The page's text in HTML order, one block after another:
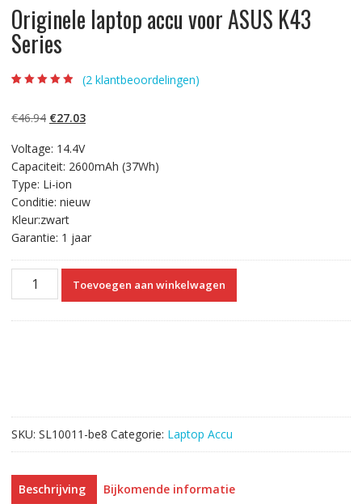
Originele laptop accu voor ASUS K43
Series
gebaseerd op
klantbeoordelin
(2 klantbeoordelingen)
€46.94 Oorspronkelijke
was:
€46.94.
€27.03Huidige
€27.03.
Voltage: 14.4V
Capaciteit: 2600mAh (37Wh)
Type: Li-ion
Conditie: nieuw
Kleur:zwart
Garantie: 1 jaar
Originele
Toevoegen aan winkelwagen
SKU: SL10011-be8 Categorie: Laptop Accu
Beschrijving
Bijkomende informatie